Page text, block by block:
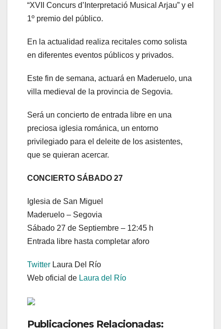
“XVII Concurs d’Interpretació Musical Arjau” y el
1º premio del público.
En la actualidad realiza recitales como solista
en diferentes eventos públicos y privados.
Este fin de semana, actuará en Maderuelo, una
villa medieval de la provincia de Segovia.
Será un concierto de entrada libre en una
preciosa iglesia románica, un entorno
privilegiado para el deleite de los asistentes,
que se quieran acercar.
CONCIERTO SÁBADO 27
Iglesia de San Miguel
Maderuelo – Segovia
Sábado 27 de Septiembre – 12:45 h
Entrada libre hasta completar aforo
Twitter Laura Del Río
Web oficial de Laura del Río
Publicaciones Relacionadas: